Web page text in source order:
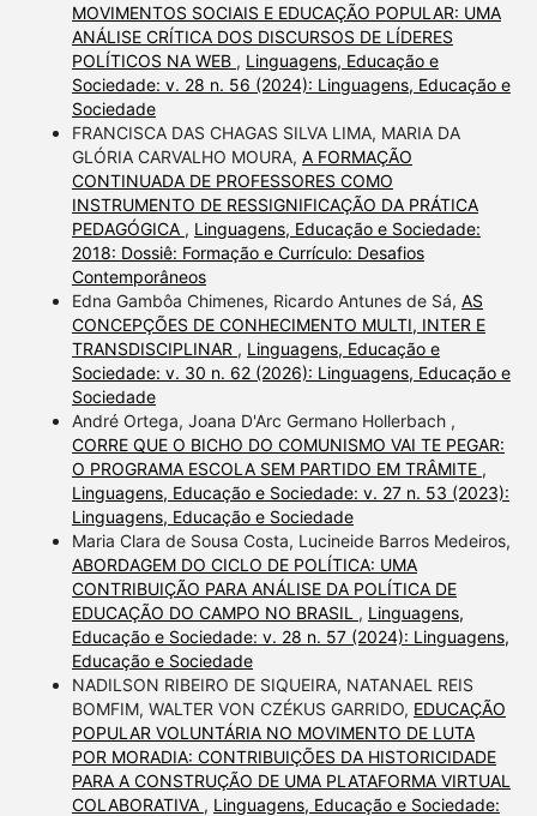
MOVIMENTOS SOCIAIS E EDUCAÇÃO POPULAR: UMA
ANÁLISE CRÍTICA DOS DISCURSOS DE LÍDERES
POLÍTICOS NA WEB , Linguagens, Educação e
Sociedade: v. 28 n. 56 (2024): Linguagens, Educação e
Sociedade
FRANCISCA DAS CHAGAS SILVA LIMA, MARIA DA
GLÓRIA CARVALHO MOURA, A FORMAÇÃO
CONTINUADA DE PROFESSORES COMO
INSTRUMENTO DE RESSIGNIFICAÇÃO DA PRÁTICA
PEDAGÓGICA , Linguagens, Educação e Sociedade:
2018: Dossiê: Formação e Currículo: Desafios
Contemporâneos
Edna Gambôa Chimenes, Ricardo Antunes de Sá, AS
CONCEPÇÕES DE CONHECIMENTO MULTI, INTER E
TRANSDISCIPLINAR , Linguagens, Educação e
Sociedade: v. 30 n. 62 (2026): Linguagens, Educação e
Sociedade
André Ortega, Joana D'Arc Germano Hollerbach ,
CORRE QUE O BICHO DO COMUNISMO VAI TE PEGAR:
O PROGRAMA ESCOLA SEM PARTIDO EM TRÂMITE ,
Linguagens, Educação e Sociedade: v. 27 n. 53 (2023):
Linguagens, Educação e Sociedade
Maria Clara de Sousa Costa, Lucineide Barros Medeiros,
ABORDAGEM DO CICLO DE POLÍTICA: UMA
CONTRIBUIÇÃO PARA ANÁLISE DA POLÍTICA DE
EDUCAÇÃO DO CAMPO NO BRASIL , Linguagens,
Educação e Sociedade: v. 28 n. 57 (2024): Linguagens,
Educação e Sociedade
NADILSON RIBEIRO DE SIQUEIRA, NATANAEL REIS
BOMFIM, WALTER VON CZÉKUS GARRIDO, EDUCAÇÃO
POPULAR VOLUNTÁRIA NO MOVIMENTO DE LUTA
POR MORADIA: CONTRIBUIÇÕES DA HISTORICIDADE
PARA A CONSTRUÇÃO DE UMA PLATAFORMA VIRTUAL
COLABORATIVA , Linguagens, Educação e Sociedade: